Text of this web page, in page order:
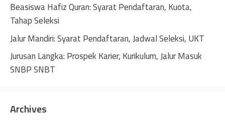
Beasiswa Hafiz Quran: Syarat Pendaftaran, Kuota,
Tahap Seleksi
Jalur Mandiri: Syarat Pendaftaran, Jadwal Seleksi, UKT
Jurusan Langka: Prospek Karier, Kurikulum, Jalur Masuk
SNBP SNBT
Archives